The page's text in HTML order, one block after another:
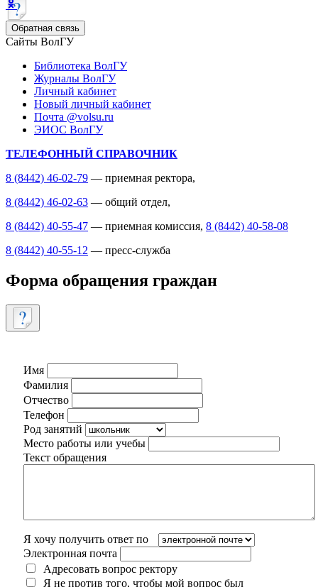
Обратная связь
Сайты ВолГУ
Библиотека ВолГУ
Журналы ВолГУ
Личный кабинет
Новый личный кабинет
Почта @volsu.ru
ЭИОС ВолГУ
ТЕЛЕФОННЫЙ СПРАВОЧНИК
8 (8442) 46-02-79 — приемная ректора,
8 (8442) 46-02-63 — общий отдел,
8 (8442) 40-55-47 — приемная комиссия, 8 (8442) 40-58-08
8 (8442) 40-55-12 — пресс-служба
Форма обращения граждан
Имя
Фамилия
Отчество
Телефон
Род занятий
Место работы или учебы
Текст обращения
Я хочу получить ответ по
Электронная почта
Адресовать вопрос ректору
Я не против того, чтобы мой вопрос был